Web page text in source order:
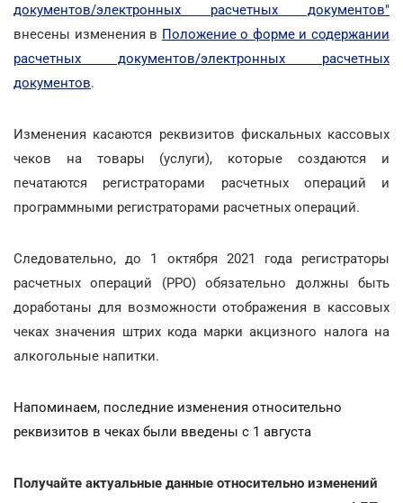
документов/электронных расчетных документов"
внесены изменения в Положение о форме и содержании
расчетных документов/электронных расчетных
документов.
Изменения касаются реквизитов фискальных кассовых
чеков на товары (услуги), которые создаются и
печатаются регистраторами расчетных операций и
программными регистраторами расчетных операций.
Следовательно, до 1 октября 2021 года регистраторы
расчетных операций (РРО) обязательно должны быть
доработаны для возможности отображения в кассовых
чеках значения штрих кода марки акцизного налога на
алкогольные напитки.
Напоминаем, последние изменения относительно
реквизитов в чеках были введены с 1 августа
Получайте актуальные данные относительно изменений